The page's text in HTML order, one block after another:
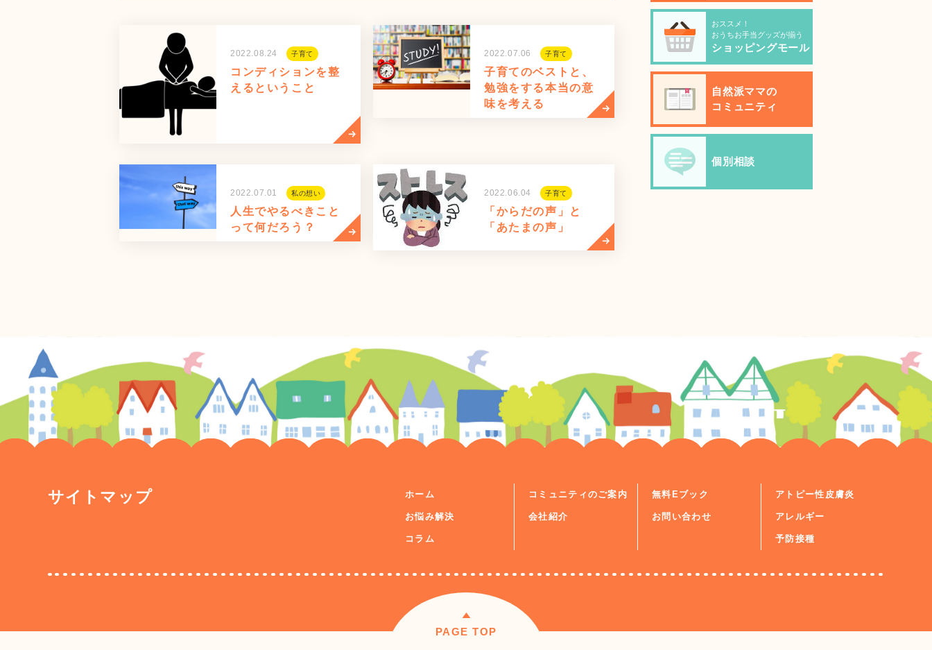
2022.08.24 子育て
コンディションを整
えるということ
2022.07.06 子育て
子育てのベストと、
勉強をする本当の意
味を考える
2022.07.01 私の想い
人生でやるべきこと
って何だろう？
2022.06.04 子育て
「からだの声」と
「あたまの声」
おススメ！
おうちお手当グッズが揃う
ショッピングモール
自然派ママの
コミュニティ
個別相談
サイトマップ ホーム
お悩み解決
コラム
コミュニティのご案内
会社紹介
無料Eブック
お問い合わせ
アトピー性皮膚炎
アレルギー
予防接種
PAGE TOP